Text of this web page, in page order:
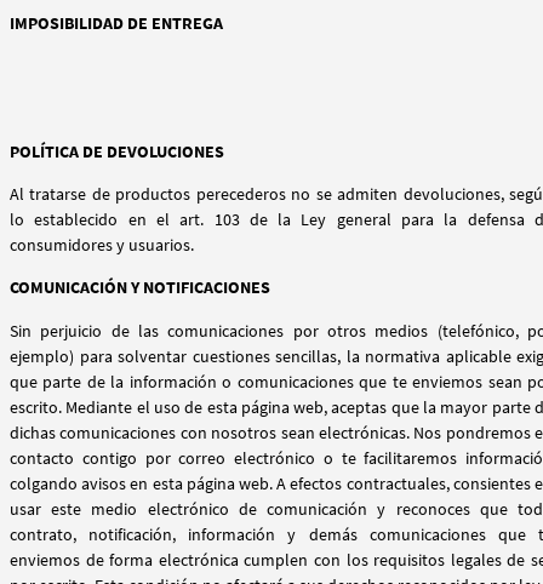
IMPOSIBILIDAD DE ENTREGA
POLÍTICA DE DEVOLUCIONES
Al tratarse de productos perecederos no se admiten devoluciones,
lo establecido en el art. 103 de la Ley general para la defensa
consumidores y usuarios.
COMUNICACIÓN Y NOTIFICACIONES
Sin perjuicio de las comunicaciones por otros medios (telefónico,
ejemplo) para solventar cuestiones sencillas, la normativa aplicable
que parte de la información o comunicaciones que te enviemos sean
escrito. Mediante el uso de esta página web, aceptas que la mayor parte
dichas comunicaciones con nosotros sean electrónicas. Nos pondremos
contacto contigo por correo electrónico o te facilitaremos
colgando avisos en esta página web. A efectos contractuales, consientes
usar este medio electrónico de comunicación y reconoces que
contrato, notificación, información y demás comunicaciones que
enviemos de forma electrónica cumplen con los requisitos legales de